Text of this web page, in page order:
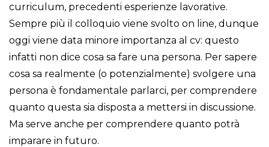
curriculum, precedenti esperienze lavorative.
Sempre più il colloquio viene svolto on line, dunque
oggi viene data minore importanza al cv: questo
infatti non dice cosa sa fare una persona. Per sapere
cosa sa realmente (o potenzialmente) svolgere una
persona è fondamentale parlarci, per comprendere
quanto questa sia disposta a mettersi in discussione.
Ma serve anche per comprendere quanto potrà
imparare in futuro.